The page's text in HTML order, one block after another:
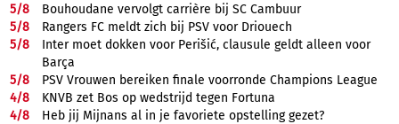
5/8
Bouhoudane vervolgt carrière bij SC Cambuur
5/8
Rangers FC meldt zich bij PSV voor Driouech
5/8
Inter moet dokken voor Perišić, clausule geldt alleen voor
Barça
5/8
PSV Vrouwen bereiken finale voorronde Champions League
4/8
KNVB zet Bos op wedstrijd tegen Fortuna
4/8
Heb jij Mijnans al in je favoriete opstelling gezet?